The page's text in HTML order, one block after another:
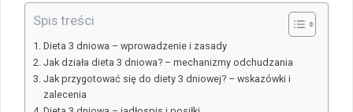
Spis treści
Dieta 3 dniowa – wprowadzenie i zasady
Jak działa dieta 3 dniowa? – mechanizmy odchudzania
Jak przygotować się do diety 3 dniowej? – wskazówki i
zalecenia